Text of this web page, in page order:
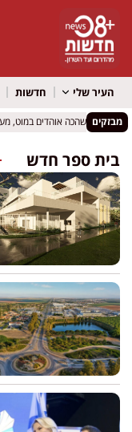
העיר שלי חדשות
מבזקים
חשוד שהכה אוהדים במוט,
חשוד שהכה אוהדים במוט,
בית ספר חדש